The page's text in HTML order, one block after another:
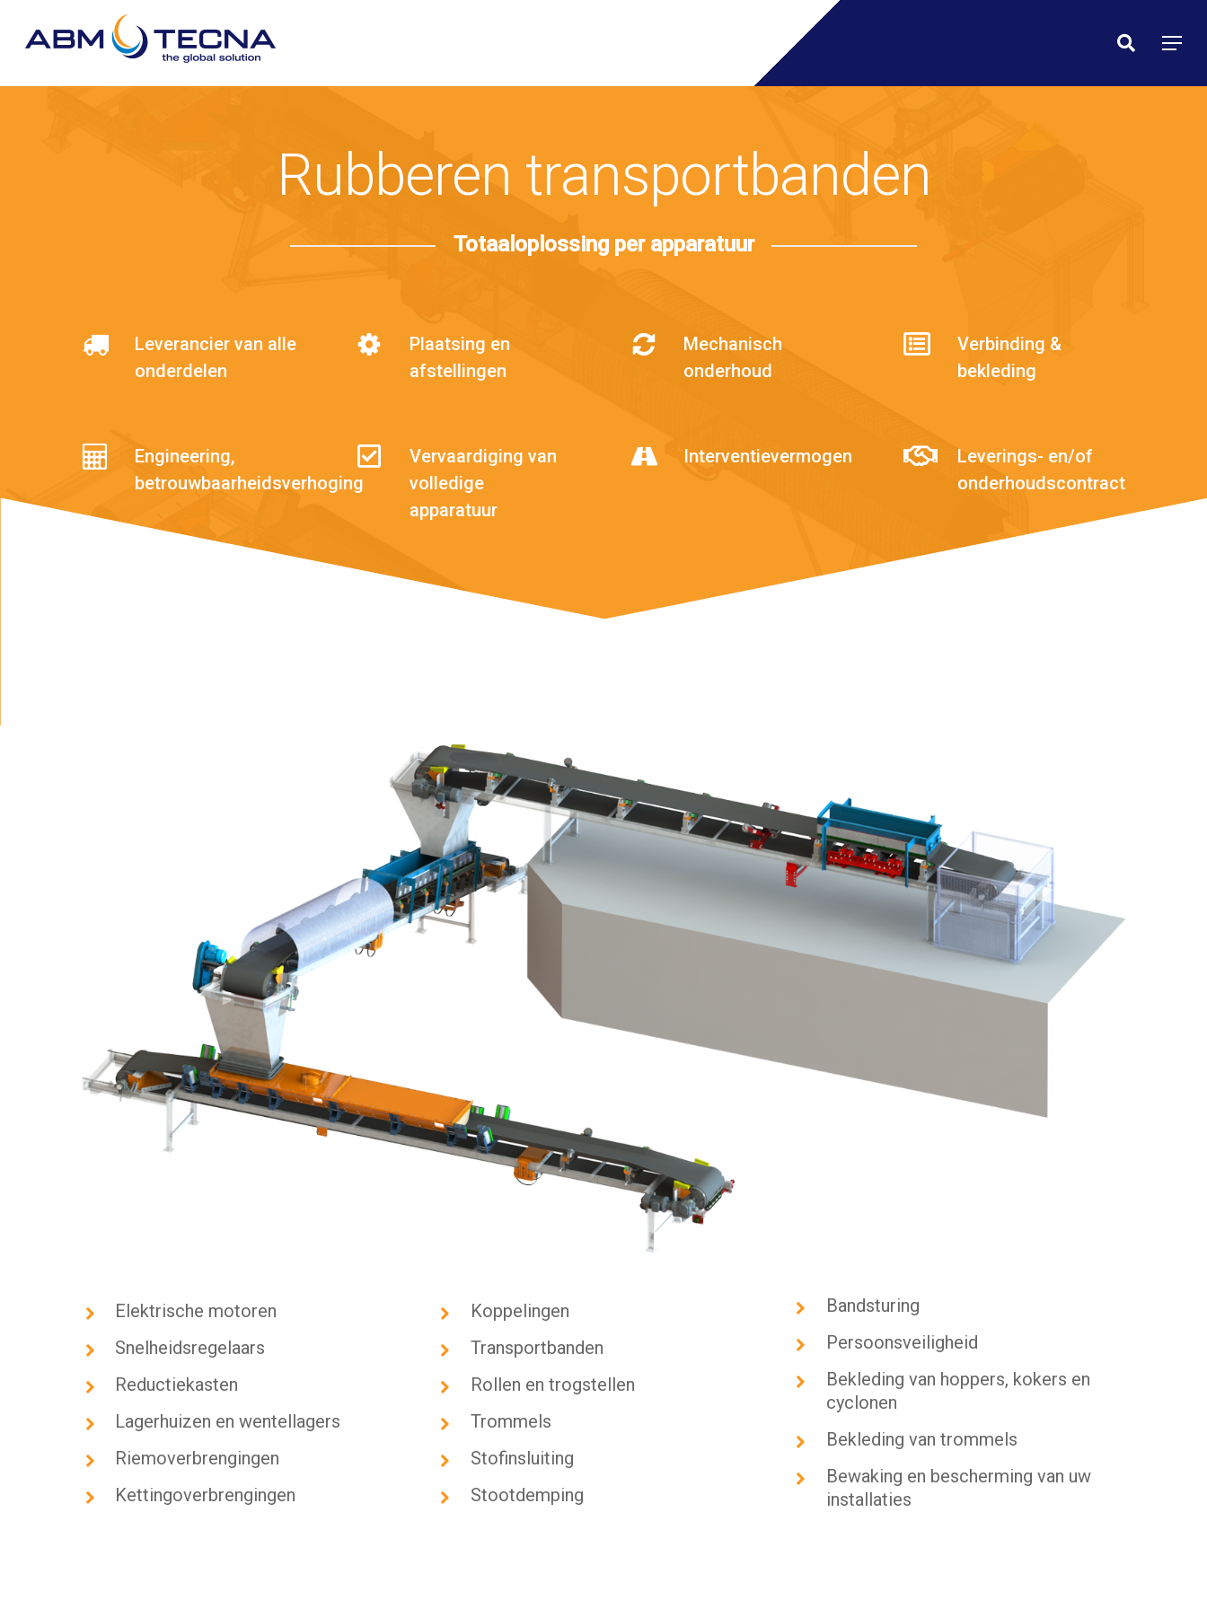
Druk op enter om te zoeken of ESC om te sluiten
Menu
search
Rubberen transportbanden
Totaaloplossing per apparatuur
Leverancier van alle
onderdelen
Plaatsing en
afstellingen
Mechanisch
onderhoud
Verbinding &
bekleding
Engineering,
betrouwbaarheidsverhoging
Vervaardiging van
volledige
apparatuur
Interventievermogen
Leverings- en/of
onderhoudscontract
Elektrische motoren
Snelheidsregelaars
Reductiekasten
Lagerhuizen en wentellagers
Riemoverbrengingen
Kettingoverbrengingen
Koppelingen
Transportbanden
Rollen en trogstellen
Trommels
Stofinsluiting
Stootdemping
Bandsturing
Persoonsveiligheid
Bekleding van hoppers, kokers en
cyclonen
Bekleding van trommels
Bewaking en bescherming van uw
installaties